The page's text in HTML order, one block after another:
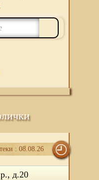
: 08.08.26
д.20